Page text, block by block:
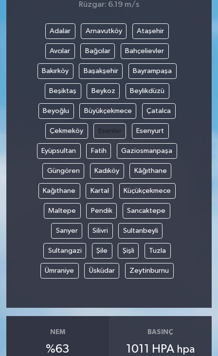
Rüzgar: 6.19 m/s
Adalar Arnavutköy Ataşehir
Avcılar Bağcılar Bahçelievler
Bakırköy Başakşehir Bayrampaşa
Beşiktaş Beykoz Beylikdüzü
Beyoğlu Büyükçekmece Çatalca
Çekmeköy Esenler Esenyurt
Eyüpsultan Fatih Gaziosmanpaşa
Güngören Kadıköy Kâğıthane
Kağıthane Kartal Küçükçekmece
Maltepe Pendik Sancaktepe
Sarıyer Silivri Sultanbeyli
Sultangazi Şile Şişli Tuzla
Ümraniye Üsküdar Zeytinburnu
NEM
%63
BASINÇ
1011 HPA hpa